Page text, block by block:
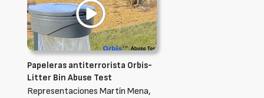
Papeleras antiterrorista Orbis-
Litter Bin Abuse Test
Representaciones Martín Mena,